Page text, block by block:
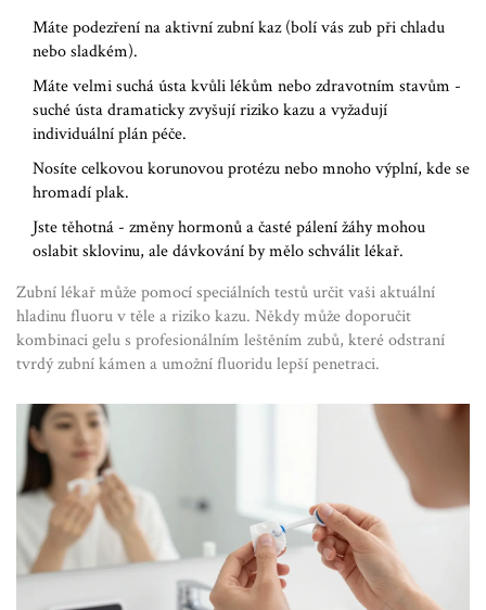
Máte podezření na aktivní zubní kaz (bolí vás zub při chladu
nebo sladkém).
Máte velmi suchá ústa kvůli lékům nebo zdravotním stavům -
suché ústa dramaticky zvyšují riziko kazu a vyžadují
individuální plán péče.
Nosíte celkovou korunovou protézu nebo mnoho výplní, kde se
hromadí plak.
Jste těhotná - změny hormonů a časté pálení žáhy mohou
oslabit sklovinu, ale dávkování by mělo schválit lékař.
Zubní lékař může pomocí speciálních testů určit vaši aktuální
hladinu fluoru v těle a riziko kazu. Někdy může doporučit
kombinaci gelu s profesionálním leštěním zubů, které odstraní
tvrdý zubní kámen a umožní fluoridu lepší penetraci.